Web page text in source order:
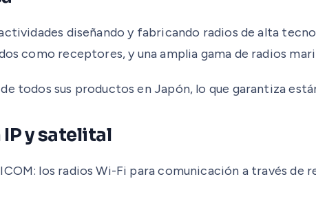
diseñando y fabricando radios de alta
como receptores, y una amplia gama de radios
todos sus productos en Japón, lo que garantiza
y satelital
los radios Wi-Fi para comunicación a través de